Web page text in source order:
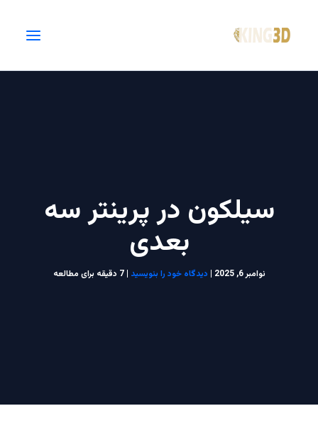
سیلکون در پرینتر سه
بعدی
نوامبر 6, 2025 | دیدگاه‌ خود را بنویسید |7 دقیقه برای مطالعه